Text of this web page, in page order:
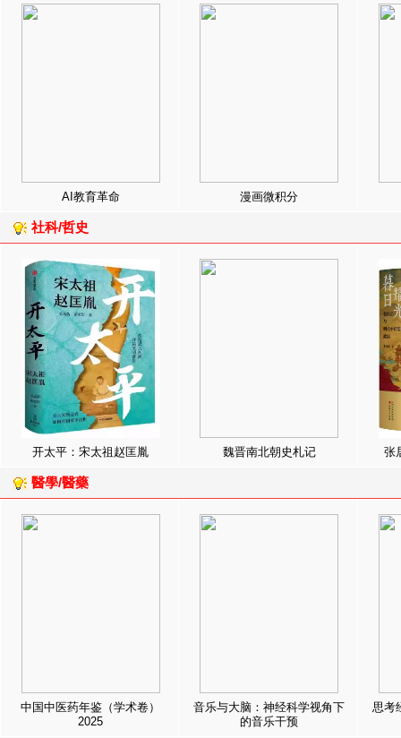
AI教育革命 漫画微积分
社科/哲史
开太平：宋太祖赵匡胤 魏晋南北朝史札记 张
醫學/醫藥
中国中医药年鉴（学术卷）
2025
音乐与大脑：神经科学视角下
的音乐干预
思考